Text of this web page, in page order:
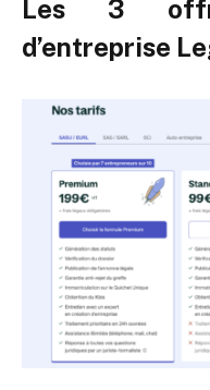
Les 3
d’entreprise